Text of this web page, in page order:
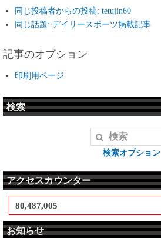
同じ投稿者からの投稿: tetujin60
同じ話題: デイリースポーツ掲載記事
記事のオプション
印刷用ページ
検索
検索オプション
アクセスカウンター
80,487,005
お知らせ